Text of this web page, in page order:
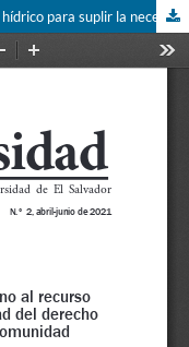
Representación social en torno al recurso hídrico para suplir la necesidad del derecho humano al agua en una comunidad salvadoreña